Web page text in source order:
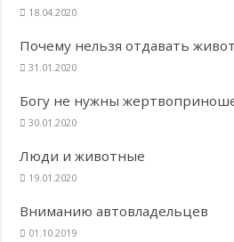
18.04.2020
Почему нельзя отдавать
31.01.2020
Богу не нужны
30.01.2020
Люди и животные
19.01.2020
Вниманию автовладельцев
01.10.2019